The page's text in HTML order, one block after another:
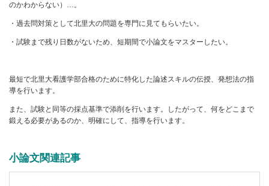
のかわからない）…。
・過去問対策として北里大の問題を専門に見てもらいたい。
・試験まで残り日数がないため、短期間で小論文をマスターしたい。
最短で北里大看護学部合格のために特化した論述スキルの伝授、発想法の指
導を行います。
また、試験と同等の採点基準で添削を行います。したがって、何をどこまで
鍛える必要があるのか、明確にして、指導を行います。
小論文関連記事